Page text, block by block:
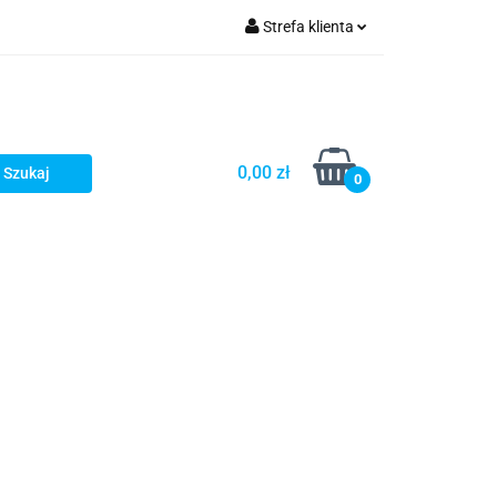
Strefa klienta
Dodaj zgłoszenie
0,00 zł 0